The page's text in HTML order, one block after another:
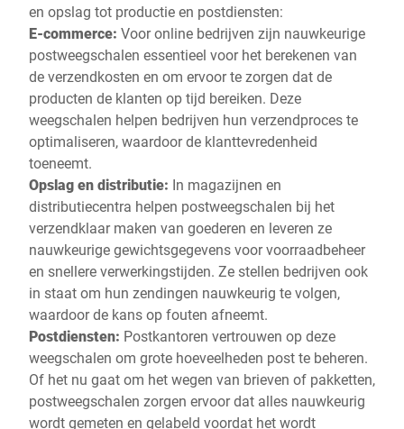
en opslag tot productie en postdiensten:
E-commerce: Voor online bedrijven zijn nauwkeurige
postweegschalen essentieel voor het berekenen van
de verzendkosten en om ervoor te zorgen dat de
producten de klanten op tijd bereiken. Deze
weegschalen helpen bedrijven hun verzendproces te
optimaliseren, waardoor de klanttevredenheid
toeneemt.
Opslag en distributie: In magazijnen en
distributiecentra helpen postweegschalen bij het
verzendklaar maken van goederen en leveren ze
nauwkeurige gewichtsgegevens voor voorraadbeheer
en snellere verwerkingstijden. Ze stellen bedrijven ook
in staat om hun zendingen nauwkeurig te volgen,
waardoor de kans op fouten afneemt.
Postdiensten: Postkantoren vertrouwen op deze
weegschalen om grote hoeveelheden post te beheren.
Of het nu gaat om het wegen van brieven of pakketten,
postweegschalen zorgen ervoor dat alles nauwkeurig
wordt gemeten en gelabeld voordat het wordt